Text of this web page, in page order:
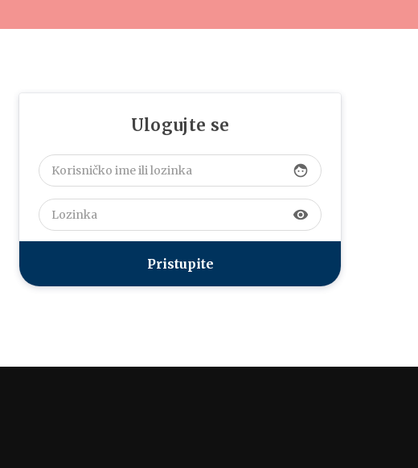
Ulogujte se
face
visibility